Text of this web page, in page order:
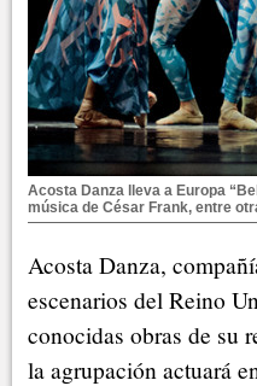
Acosta Danza lleva a Europa
música de César Frank, entre
Acosta Danza,
escenarios del Reino
conocidas obras de su
la agrupación actuará